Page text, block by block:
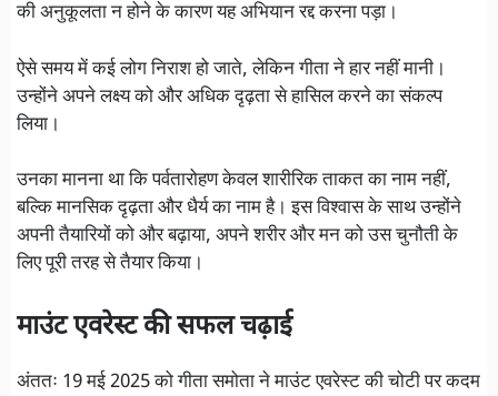
की अनुकूलता न होने के कारण यह अभियान रद्द करना पड़ा।
ऐसे समय में कई लोग निराश हो जाते, लेकिन गीता ने हार नहीं मानी।
उन्होंने अपने लक्ष्य को और अधिक दृढ़ता से हासिल करने का संकल्प
लिया।
उनका मानना था कि पर्वतारोहण केवल शारीरिक ताकत का नाम नहीं,
बल्कि मानसिक दृढ़ता और धैर्य का नाम है। इस विश्वास के साथ उन्होंने
अपनी तैयारियों को और बढ़ाया, अपने शरीर और मन को उस चुनौती के
लिए पूरी तरह से तैयार किया।
माउंट एवरेस्ट की सफल चढ़ाई
अंततः 19 मई 2025 को गीता समोता ने माउंट एवरेस्ट की चोटी पर कदम